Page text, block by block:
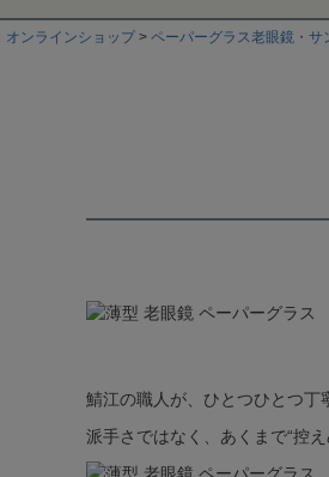
オンラインショップ ペーパーグラス老眼鏡・サ
鯖江の職人が、ひとつひとつ丁
派手さではなく、あくまで“控